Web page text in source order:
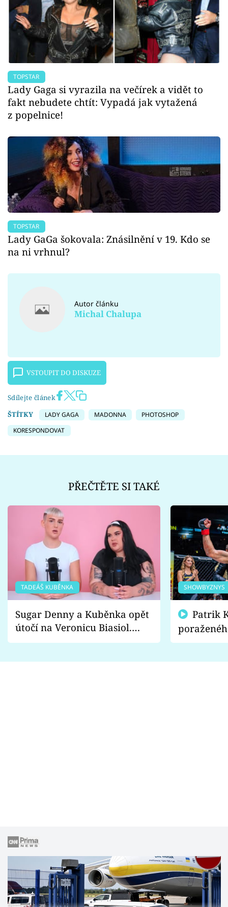
TOPSTAR
Lady Gaga si vyrazila na večírek a vidět to
fakt nebudete chtít: Vypadá jak vytažená
z popelnice!
TOPSTAR
Lady GaGa šokovala: Znásilnění v 19. Kdo se
na ni vrhnul?
Autor článku
Michal Chalupa
VSTOUPIT DO DISKUZE
Sdílejte článek
ŠTÍTKY
LADY GAGA MADONNA
PHOTOSHOP
KORESPONDOVAT
PŘEČTĚTE SI TAKÉ
TADEÁŠ KUBĚNKA
Sugar Denny a Kuběnka opět
útočí na Veronicu Biasiol.
Proč je podle nich falešná a
SHOWBYZNYS
fanoušci